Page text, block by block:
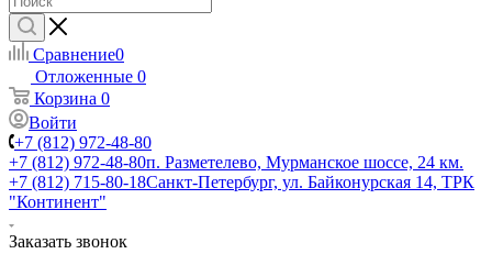
Сравнение0
Отложенные 0
Корзина 0
Войти
+7 (812) 972-48-80
+7 (812) 972-48-80п. Разметелево, Мурманское шоссе, 24 км.
+7 (812) 715-80-18Санкт-Петербург, ул. Байконурская 14, ТРК
"Континент"
Заказать звонок